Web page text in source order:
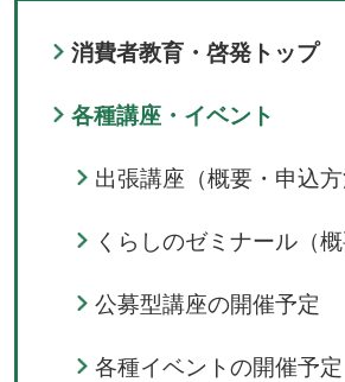
消費者教育・啓発トップ
各種講座・イベント
出張講座（概要・申込方
くらしのゼミナール（概
公募型講座の開催予定
各種イベントの開催予定